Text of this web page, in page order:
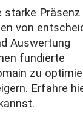
starke Präsenz
von
Auswertung
fundierte
zu
Erfahre